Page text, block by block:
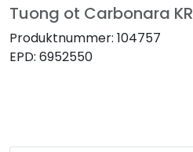
Tuong ot Carbonara KR
Produktnummer: 104757
EPD: 6952550